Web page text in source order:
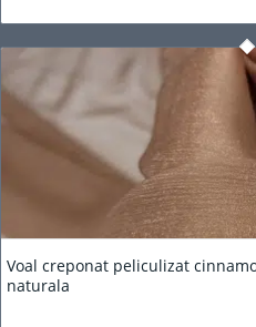
Voal creponat peliculizat
naturala